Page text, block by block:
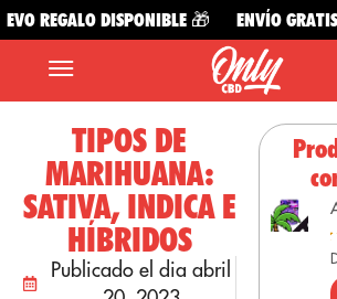
REGALO DISPONIBLE 🎁 ENVÍO GRATIS
TIPOS DE
MARIHUANA:
SATIVA, INDICA E
HÍBRIDOS
Publicado el dia abril